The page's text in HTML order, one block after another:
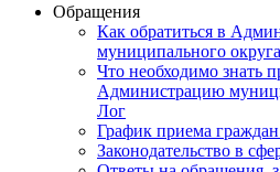
Обращения
Как обратиться в
муниципального
Что необходимо знать
Администрацию
Лог
График приема
Законодательство в